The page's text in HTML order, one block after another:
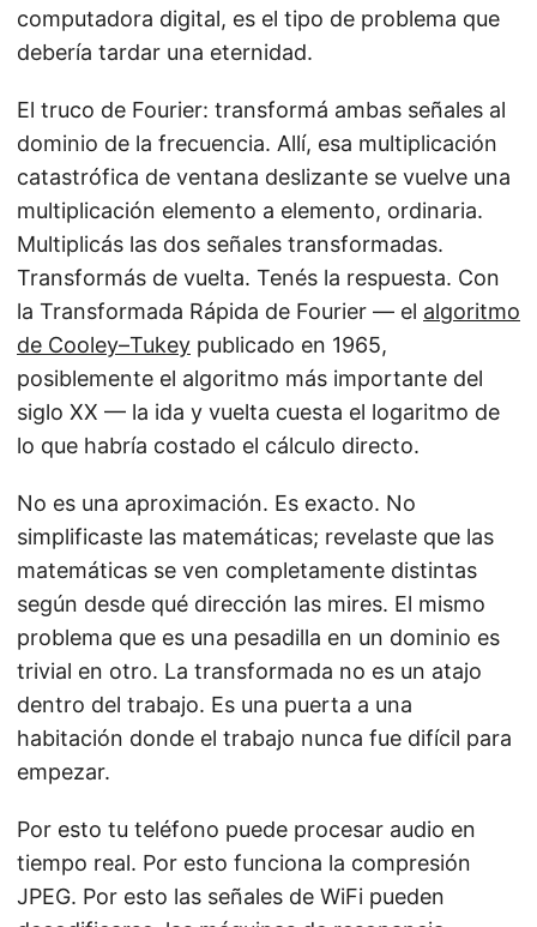
computadora digital, es el tipo de problema que
debería tardar una eternidad.
El truco de Fourier: transformá ambas señales al
dominio de la frecuencia. Allí, esa multiplicación
catastrófica de ventana deslizante se vuelve una
multiplicación elemento a elemento, ordinaria.
Multiplicás las dos señales transformadas.
Transformás de vuelta. Tenés la respuesta. Con
la Transformada Rápida de Fourier — el algoritmo
de Cooley–Tukey publicado en 1965,
posiblemente el algoritmo más importante del
siglo XX — la ida y vuelta cuesta el logaritmo de
lo que habría costado el cálculo directo.
No es una aproximación. Es exacto. No
simplificaste las matemáticas; revelaste que las
matemáticas se ven completamente distintas
según desde qué dirección las mires. El mismo
problema que es una pesadilla en un dominio es
trivial en otro. La transformada no es un atajo
dentro del trabajo. Es una puerta a una
habitación donde el trabajo nunca fue difícil para
empezar.
Por esto tu teléfono puede procesar audio en
tiempo real. Por esto funciona la compresión
JPEG. Por esto las señales de WiFi pueden